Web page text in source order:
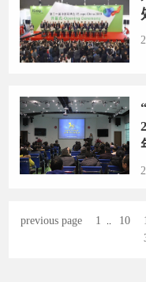
previous page 1 10